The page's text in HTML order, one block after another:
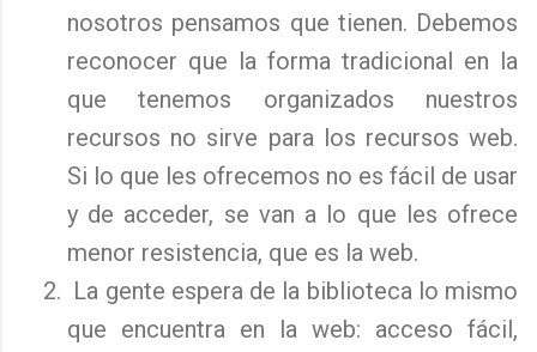
nosotros pensamos que tienen. Debemos
reconocer que la forma tradicional en la
que tenemos organizados nuestros
recursos no sirve para los recursos web.
Si lo que les ofrecemos no es fácil de usar
y de acceder, se van a lo que les ofrece
menor resistencia, que es la web.
La gente espera de la biblioteca lo mismo
que encuentra en la web: acceso fácil,